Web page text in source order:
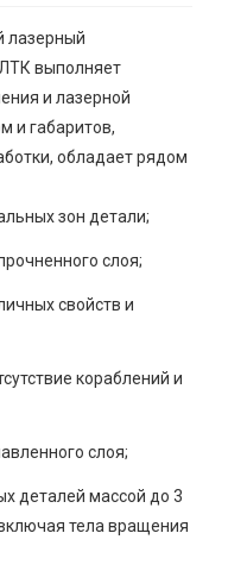
лазерный
выполняет
и лазерной
и габаритов,
обладает рядом
зон детали;
слоя;
свойств и
кораблений и
слоя;
деталей массой до 3
тела вращения